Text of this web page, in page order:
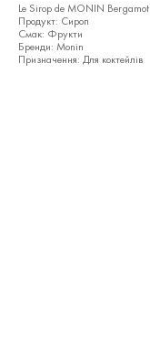
Le Sirop de MONIN Bergamot
Продукт: Сироп
Смак: Фрукти
Бренди: Monin
Призначення: Для коктейлів